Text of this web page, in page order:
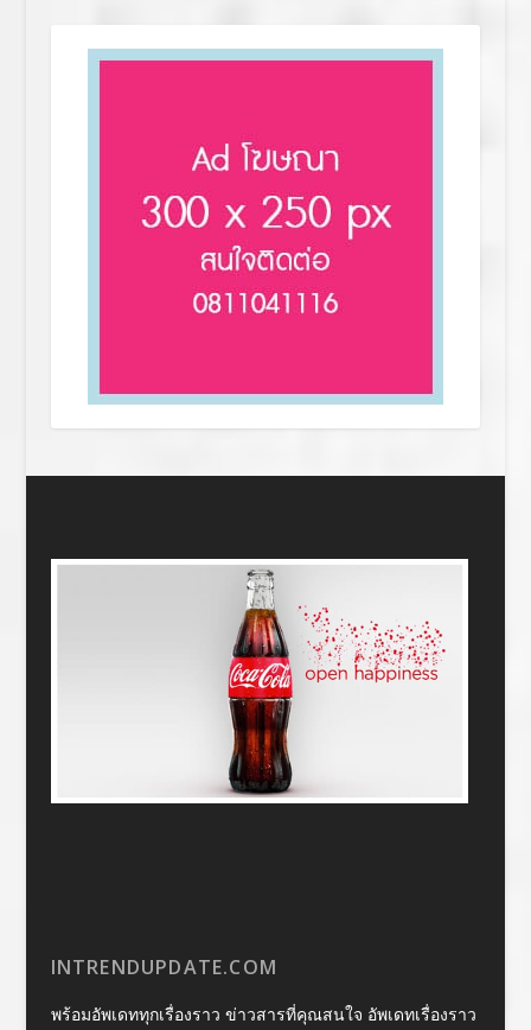
INTRENDUPDATE.COM
พร้อมอัพเดททุกเรื่องราว ข่าวสารที่คุณสนใจ อัพเดทเรื่องราว